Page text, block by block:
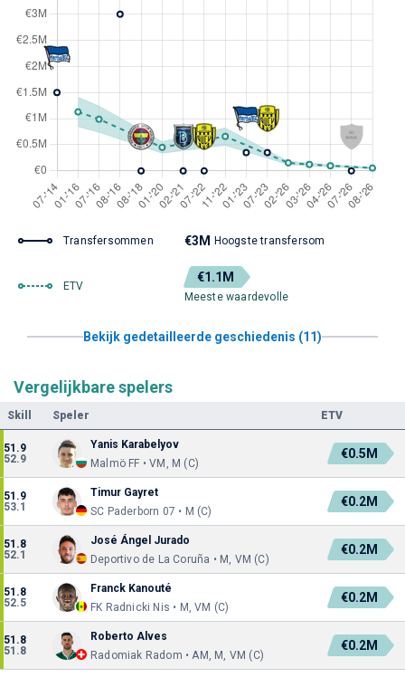
Transfersommen €3M Hoogste transfersom
ETV
€1.1M
Meeste waardevolle
Bekijk gedetailleerde geschiedenis (11)
Vergelijkbare spelers
Skill Speler ETV
51.9
52.9
Yanis Karabelyov
Malmö FF • VM, M (C)
€0.5M
51.9
53.1
Timur Gayret
SC Paderborn 07 • M (C)
€0.2M
51.8
52.1
José Ángel Jurado
Deportivo de La Coruña • M, VM (C)
€0.2M
51.8
52.5
Franck Kanouté
FK Radnicki Nis • M, VM (C)
€0.2M
51.8
51.8
Roberto Alves
Radomiak Radom • AM, M, VM (C)
€0.2M